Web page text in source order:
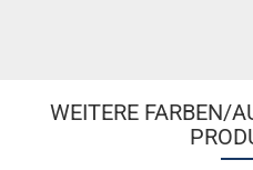
WEITERE FARBEN/